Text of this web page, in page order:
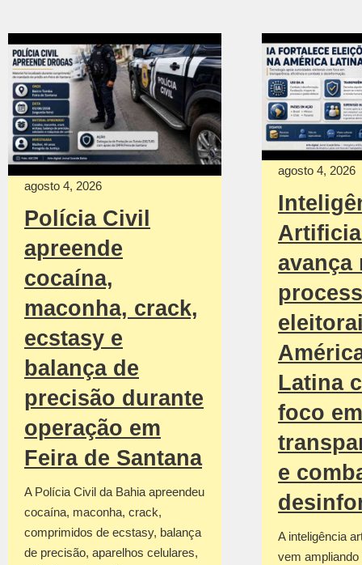
agosto 4, 2026
Polícia Civil
apreende
cocaína,
maconha, crack,
ecstasy e
balança de
precisão durante
operação em
Feira de Santana
A Polícia Civil da Bahia apreendeu
cocaína, maconha, crack,
comprimidos de ecstasy, balança
de precisão, aparelhos celulares,
agosto 4, 2026
avança
Latina
foco em
e
A inteligência
vem